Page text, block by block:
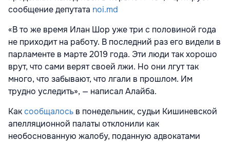
сообщение депутата noi.md
«В то же время Илан Шор уже три с половиной года
не приходит на работу. В последний раз его видели в
парламенте в марте 2019 года. Эти люди так хорошо
врут, что сами верят своей лжи. Но они лгут так
много, что забывают, что лгали в прошлом. Им
трудно уследить», — написал Алайба.
Каксообщалось в понедельник, судьи Кишиневской
апелляционной палаты отклонили как
необоснованную жалобу, поданную адвокатами